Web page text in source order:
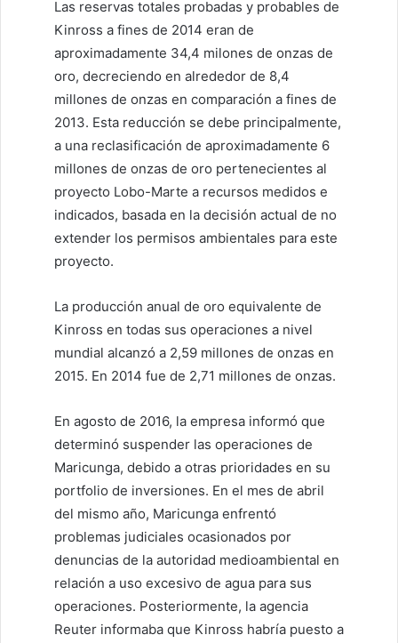
Las reservas totales probadas y probables de
Kinross a fines de 2014 eran de
aproximadamente 34,4 milones de onzas de
oro, decreciendo en alrededor de 8,4
millones de onzas en comparación a fines de
2013. Esta reducción se debe principalmente,
a una reclasificación de aproximadamente 6
millones de onzas de oro pertenecientes al
proyecto Lobo-Marte a recursos medidos e
indicados, basada en la decisión actual de no
extender los permisos ambientales para este
proyecto.
La producción anual de oro equivalente de
Kinross en todas sus operaciones a nivel
mundial alcanzó a 2,59 millones de onzas en
2015. En 2014 fue de 2,71 millones de onzas.
En agosto de 2016, la empresa informó que
determinó suspender las operaciones de
Maricunga, debido a otras prioridades en su
portfolio de inversiones. En el mes de abril
del mismo año, Maricunga enfrentó
problemas judiciales ocasionados por
denuncias de la autoridad medioambiental en
relación a uso excesivo de agua para sus
operaciones. Posteriormente, la agencia
Reuter informaba que Kinross habría puesto a